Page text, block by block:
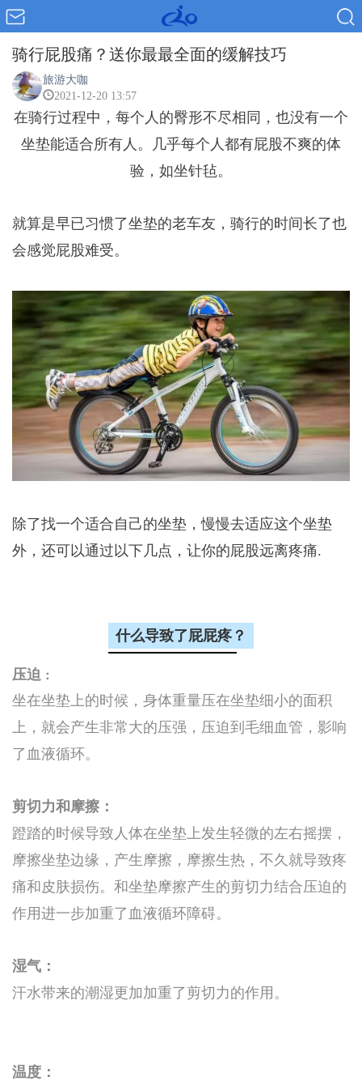
骑行屁股痛？送你最最全面的缓解技巧
旅游大咖
2021-12-20 13:57
在骑行过程中，每个人的臀形不尽相同，也没有一个
坐垫能适合所有人。几乎每个人都有屁股不爽的体
验，如坐针毡。
就算是早已习惯了坐垫的老车友，骑行的时间长了也
会感觉屁股难受。
除了找一个适合自己的坐垫，慢慢去适应这个坐垫
外，还可以通过以下几点， 让你的屁股远离疼痛.
什么导致了屁屁疼？
压迫 ：
坐在坐垫上的时候，身体重量压在坐垫细小的面积
上，就会产生非常大的压强，压迫到毛细血管，影响
了血液循环。
剪切力和摩擦：
蹬踏的时候导致人体在坐垫上发生轻微的左右摇摆，
摩擦坐垫边缘，产生摩擦，摩擦生热，不久就导致疼
痛和皮肤损伤。和坐垫摩擦产生的剪切力结合压迫的
作用进一步加重了血液循环障碍。
湿气：
汗水带来的潮湿更加加重了剪切力的作用。
温度：